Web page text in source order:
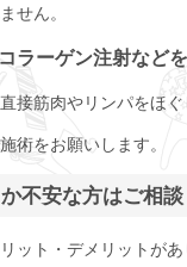
せん。
ラーゲン注射など
接筋肉やリンパをほ
術をお願いします。
不安な方はご相
ット・デメリットが